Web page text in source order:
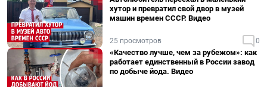
хутор и превратил свой двор в музей
машин времен СССР. Видео
25 просмотров 0
«Качество лучше, чем за рубежом»: как
работает единственный в России завод
по добыче йода. Видео